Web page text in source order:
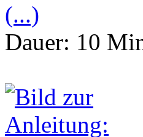
(...)
Dauer: 10